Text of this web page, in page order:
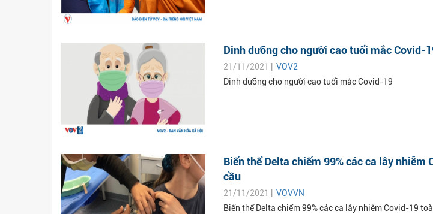
Dinh dưỡng cho người cao tuổi mắc Covid-
21/11/2021 | VOV2
Dinh dưỡng cho người cao tuổi mắc Covid-19
Biến thể Delta chiếm 99% các ca lây nhiễm
cầu
21/11/2021 | VOVVN
Biến thể Delta chiếm 99% các ca lây nhiễm Covid-19